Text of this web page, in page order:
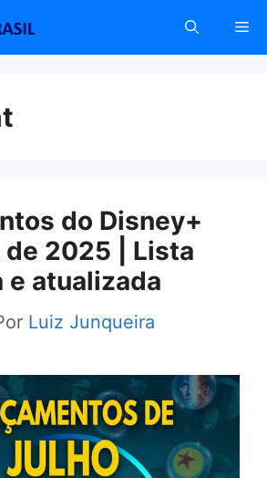
do Disney+
de 2025 | Lista
e atualizada
Luiz Junqueira